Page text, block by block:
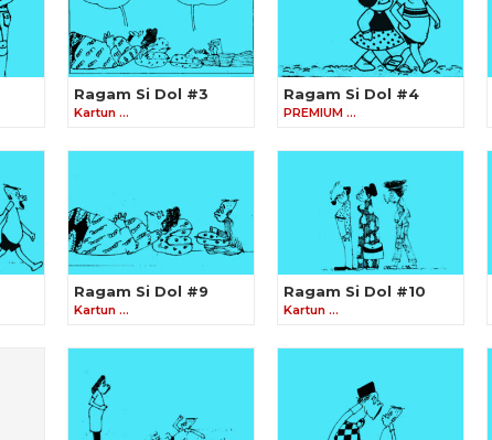
Ragam Si Dol #3
Kartun …
Ragam Si Dol #4
PREMIUM …
Ragam Si Dol #9
Kartun …
Ragam Si Dol #10
Kartun …